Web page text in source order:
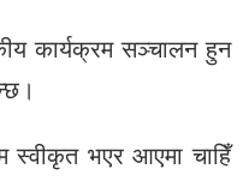
कार्यक्रम सञ्चालन हुन
स्वीकृत भएर आएमा चाहिँ